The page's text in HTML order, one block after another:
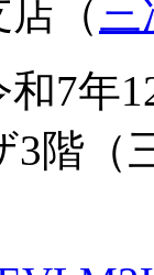
（ 三
7年
階（